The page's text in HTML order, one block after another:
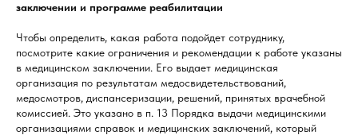
заключении и программе реабилитации
Чтобы определить, какая работа подойдет сотруднику,
посмотрите какие ограничения и рекомендации к работе указаны
в медицинском заключении. Его выдает медицинская
организация по результатам медосвидетельствований,
медосмотров, диспансеризации, решений, принятых врачебной
комиссией. Это указано в п. 13 Порядка выдачи медицинскими
организациями справок и медицинских заключений, который